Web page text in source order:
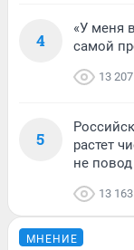
4
«У меня
самой
13 207
5
растет
не
13 163
МНЕНИЕ